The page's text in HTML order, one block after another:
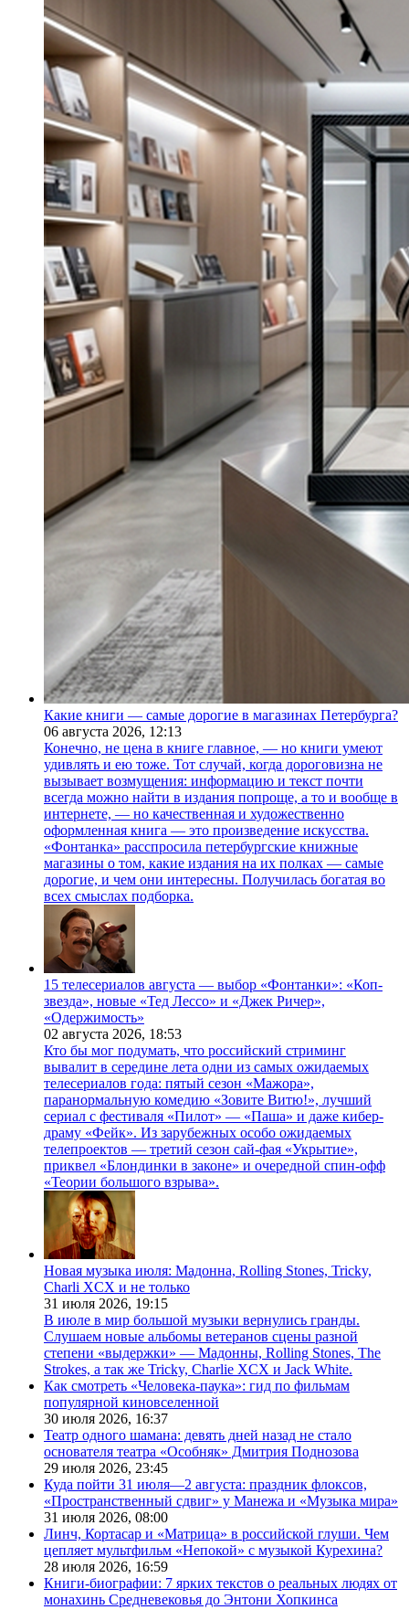
Какие книги — самые дорогие в магазинах Петербурга?
06 августа 2026, 12:13
Конечно, не цена в книге главное, — но книги умеют
удивлять и ею тоже. Тот случай, когда дороговизна не
вызывает возмущения: информацию и текст почти
всегда можно найти в издания попроще, а то и вообще в
интернете, — но качественная и художественно
оформленная книга — это произведение искусства.
«Фонтанка» расспросила петербургские книжные
магазины о том, какие издания на их полках — самые
дорогие, и чем они интересны. Получилась богатая во
всех смыслах подборка.
15 телесериалов августа — выбор «Фонтанки»: «Коп-
звезда», новые «Тед Лессо» и «Джек Ричер»,
«Одержимость»
02 августа 2026, 18:53
Кто бы мог подумать, что российский стриминг
вывалит в середине лета одни из самых ожидаемых
телесериалов года: пятый сезон «Мажора»,
паранормальную комедию «Зовите Витю!», лучший
сериал с фестиваля «Пилот» — «Паша» и даже кибер-
драму «Фейк». Из зарубежных особо ожидаемых
телепроектов — третий сезон сай-фая «Укрытие»,
приквел «Блондинки в законе» и очередной спин-офф
«Теории большого взрыва».
Новая музыка июля: Мадонна, Rolling Stones, Tricky,
Charli XCX и не только
31 июля 2026, 19:15
В июле в мир большой музыки вернулись гранды.
Слушаем новые альбомы ветеранов сцены разной
степени «выдержки» — Мадонны, Rolling Stones, The
Strokes, а так же Tricky, Charlie XCX и Jack White.
Как смотреть «Человека-паука»: гид по фильмам
популярной киновселенной
30 июля 2026, 16:37
Театр одного шамана: девять дней назад не стало
основателя театра «Особняк» Дмитрия Поднозова
29 июля 2026, 23:45
Куда пойти 31 июля—2 августа: праздник флоксов,
«Пространственный сдвиг» у Манежа и «Музыка мира»
31 июля 2026, 08:00
Линч, Кортасар и «Матрица» в российской глуши. Чем
цепляет мультфильм «Непокой» с музыкой Курехина?
28 июля 2026, 16:59
Книги-биографии: 7 ярких текстов о реальных людях от
монахинь Средневековья до Энтони Хопкинса